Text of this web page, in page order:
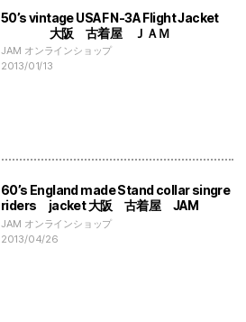
50’s vintage USAF N-3A Flight Jacket
大阪 古着屋 ＪＡＭ
JAM オンラインショップ
2013/01/13
60’s England made Stand collar singre
riders jacket 大阪 古着屋 JAM
JAM オンラインショップ
2013/04/26